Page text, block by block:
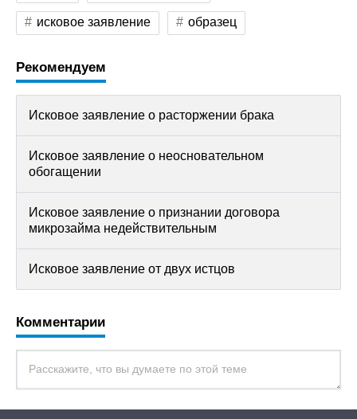
исковое заявление образец
Рекомендуем
Исковое заявление о расторжении брака
Исковое заявление о неосновательном
обогащении
Исковое заявление о признании договора
микрозайма недействительным
Исковое заявление от двух истцов
Комментарии